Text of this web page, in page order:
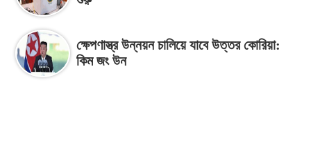
ক্ষেপণাস্ত্র উন্নয়ন চালিয়ে যাবে উত্তর কোরিয়া:
কিম জং উন